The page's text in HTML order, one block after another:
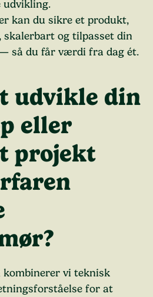
udvikling.
kan du sikre et produkt,
og tilpasset din
så du får værdi fra dag ét.
udvikle din
eller
projekt
vi teknisk
for at